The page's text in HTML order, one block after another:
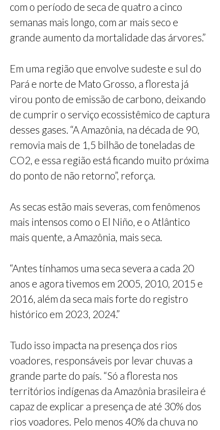
com o período de seca de quatro a cinco
semanas mais longo, com ar mais seco e
grande aumento da mortalidade das árvores.”
Em uma região que envolve sudeste e sul do
Pará e norte de Mato Grosso, a floresta já
virou ponto de emissão de carbono, deixando
de cumprir o serviço ecossistêmico de captura
desses gases. “A Amazônia, na década de 90,
removia mais de 1,5 bilhão de toneladas de
CO2, e essa região está ficando muito próxima
do ponto de não retorno”, reforça.
As secas estão mais severas, com fenômenos
mais intensos como o El Niño, e o Atlântico
mais quente, a Amazônia, mais seca.
“Antes tínhamos uma seca severa a cada 20
anos e agora tivemos em 2005, 2010, 2015 e
2016, além da seca mais forte do registro
histórico em 2023, 2024.”
Tudo isso impacta na presença dos rios
voadores, responsáveis por levar chuvas a
grande parte do país. “Só a floresta nos
territórios indígenas da Amazônia brasileira é
capaz de explicar a presença de até 30% dos
rios voadores. Pelo menos 40% da chuva no